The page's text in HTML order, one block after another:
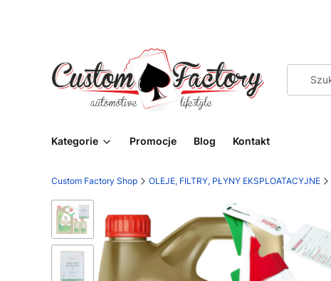
Kategorie Promocje Blog Kontakt
Custom Factory Shop OLEJE, FILTRY, PŁYNY EKSPLOATACYJNE